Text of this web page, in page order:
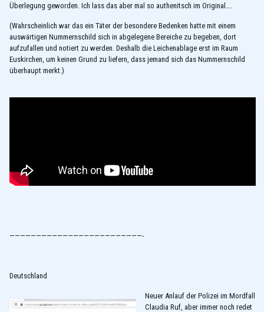
Überlegung geworden. Ich lass das aber mal so authenitsch im Original….
(Wahrscheinlich war das ein Täter der besondere Bedenken hatte mit einem
auswärtigen Nummernschild sich in abgelegene Bereiche zu begeben, dort
aufzufallen und notiert zu werden. Deshalb die Leichenablage erst im Raum
Euskirchen, um keinen Grund zu liefern, dass jemand sich das Nummernschild
überhaupt merkt.)
—————————————————————————-
Deutschland
Neuer Anlauf der Polizei im Mordfall
Claudia Ruf, aber immer noch redet